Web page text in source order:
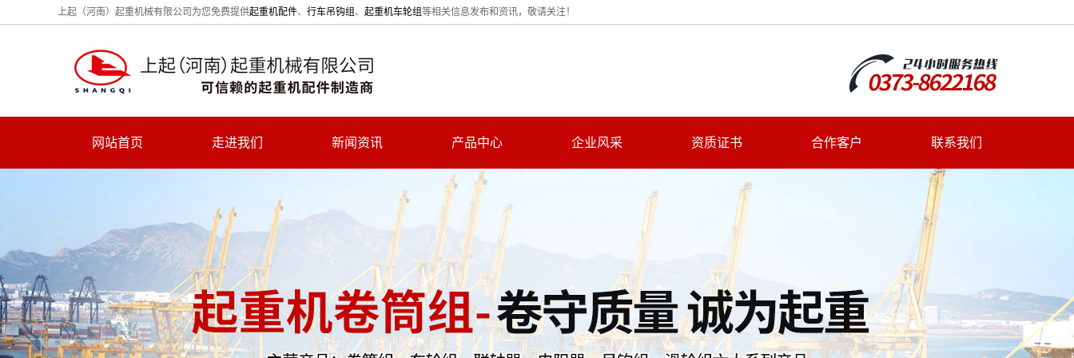
上起（河南）起重机械有限公司为您免费提供起重机配件、 行车吊钩组 、 起重机车轮组等相关信息发布和资讯，敬请关注！
网站首页 走进我们 新闻资讯 产品中心 企业风采 资质证书 合作客户 联系我们